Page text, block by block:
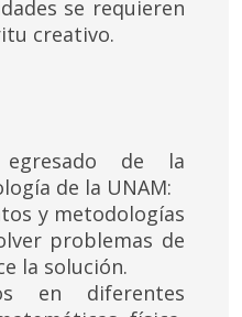
se requieren
creativo.
de la
de la UNAM:
y metodologías
problemas de
la solución.
en diferentes